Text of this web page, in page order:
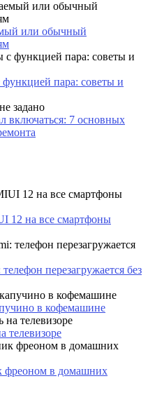
или обычный
пара: советы и
включаться: 7 основных
12 на все смартфоны
перезагружается без
в кофемашине
телевизоре
фреоном в домашних